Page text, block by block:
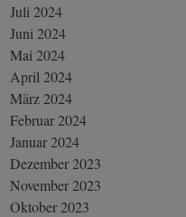
Juli 2024
Juni 2024
Mai 2024
April 2024
März 2024
Februar 2024
Januar 2024
Dezember 2023
November 2023
Oktober 2023